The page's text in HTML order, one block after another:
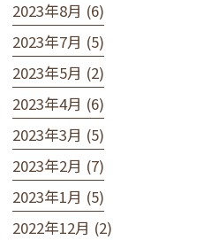
2023年8月 (6)
2023年7月 (5)
2023年5月 (2)
2023年4月 (6)
2023年3月 (5)
2023年2月 (7)
2023年1月 (5)
2022年12月 (2)